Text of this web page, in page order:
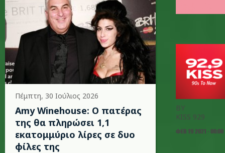
Πέμπτη, 30 Ιούλιος 2026
Amy Winehouse: Ο πατέρας
της θα πληρώσει 1,1
εκατομμύριο λίρες σε δυο
φίλες της
BY
KISS 929
ΦΕΒ 19 2021 - 00:00